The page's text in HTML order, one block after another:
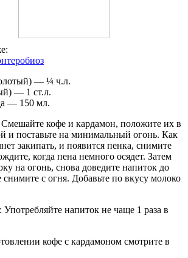
— ¼ ч.л.
— 1 ст.л.
— 150 мл.
Смешайте кофе и кардамон, положите их в
и поставьте на минимальный огонь. Как
закипать, и появится пенка, снимите
когда пена немного осядет. Затем
на огонь, снова доведите напиток до
с огня. Добавьте по вкусу молоко
: Употребляйте напиток не чаще 1 раза в
кофе с кардамоном смотрите в